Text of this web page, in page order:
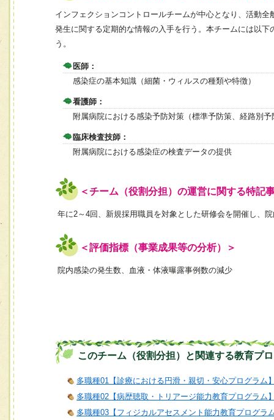
インフェクションコントロールチームが中心となり、活動
発生に関する定期的な情報の入手を行う。本チームには以
う。
医師：
感染症の基本知識（細菌・ウィルスの種類や特徴）
看護師：
附属病院における感染予防対策（標準予防策、経路別
臨床検査技師：
附属病院における感染症の検査データの提供
＜チーム（役割分担）の運営に関する特記
年に2～4回、新規採用職員を対象とした研修会を開催し、
＜評価指標（事業成果等の分析）＞
院内感染の発生数、血液・体液曝露事例数の減少
このチーム（役割分担）と関連する教育プ
多職種01【診療における円滑・親切・安心プログラム
多職種02【病歴聴取・トリアージ能力教育プログラム
多職種03【フィジカルアセスメント能力教育プログラ